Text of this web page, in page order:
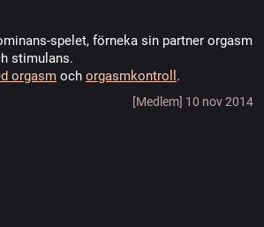
spelet, förneka sin partner orgasm
stimulans.
orgasm och orgasmkontroll .
[Medlem] 10 nov 2014